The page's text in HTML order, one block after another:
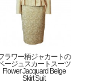
ラワー柄ジャカートの
ージュスカートスーツ
Flower Jacquard Beige
Skirt Suit